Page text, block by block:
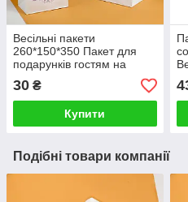
Весільні пакети
260*150*350 Пакет для
подарунків гостям на
весіллі "Лебеді"
30 ₴
Купити
Подібні товари компанії